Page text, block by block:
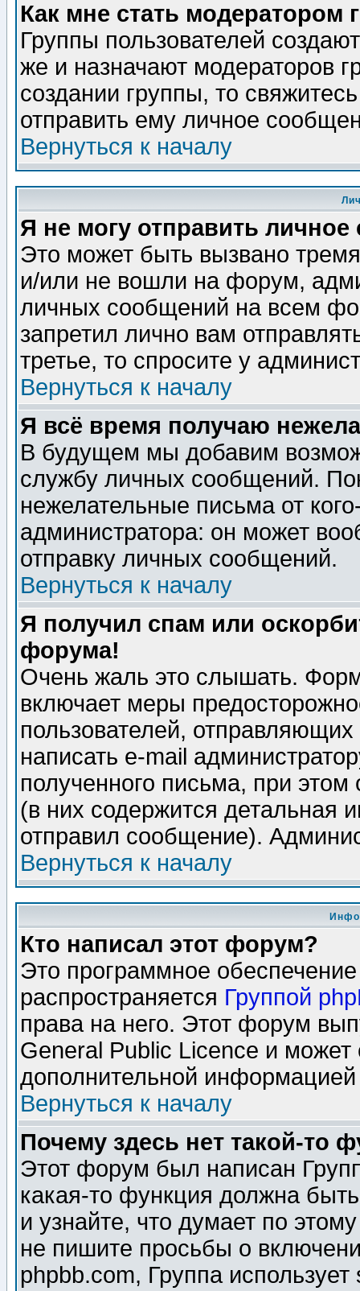
Как мне стать модератором
Группы пользователей
же и назначают модераторов
создании группы, то
отправить ему личное
Вернуться к началу
Я не могу отправить
Это может быть вызвано
и/или не вошли на форум,
личных сообщений на всем
запретил лично вам
третье, то спросите у
Вернуться к началу
Я всё время получаю
В будущем мы добавим
службу личных сообщений.
нежелательные письма от
администратора: он может
отправку личных сообщений.
Вернуться к началу
Я получил спам или
форума!
Очень жаль это слышать.
включает меры
пользователей,
написать e-mail
полученного письма, при этом
(в них содержится детальная
отправил сообщение).
Вернуться к началу
Кто написал этот форум?
Это программное
распространяется Группой
права на него. Этот форум
General Public Licence и может
дополнительной
Вернуться к началу
Почему здесь нет такой-то
Этот форум был написан
какая-то функция должна
и узнайте, что думает по
не пишите просьбы о
phpbb.com, Группа